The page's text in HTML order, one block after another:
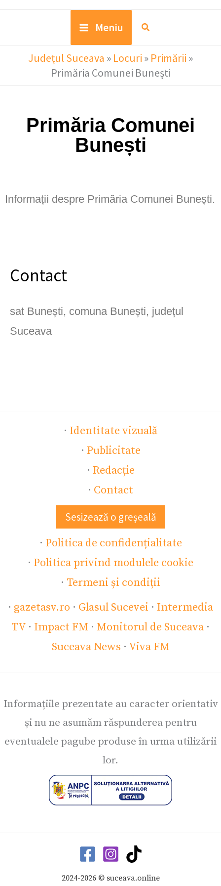
Meniu
Județul Suceava » Locuri » Primării »
Primăria Comunei Bunești
Primăria Comunei
Bunești
Informații despre Primăria Comunei Bunești.
Contact
sat Bunești, comuna Bunești, județul
Suceava
· Identitate vizuală
· Publicitate
· Redacție
· Contact
Sesizează o greșeală
· Politica de confidențialitate
· Politica privind modulele cookie
· Termeni și condiții
· gazetasv.ro · Glasul Sucevei · Intermedia
TV · Impact FM · Monitorul de Suceava ·
Suceava News · Viva FM
Informațiile prezentate au caracter orientativ
și nu ne asumăm răspunderea pentru
eventualele pagube produse în urma utilizării
lor.
2024-2026 © suceava.online